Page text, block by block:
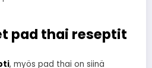
pad thai reseptit
, myös pad thai on siinä